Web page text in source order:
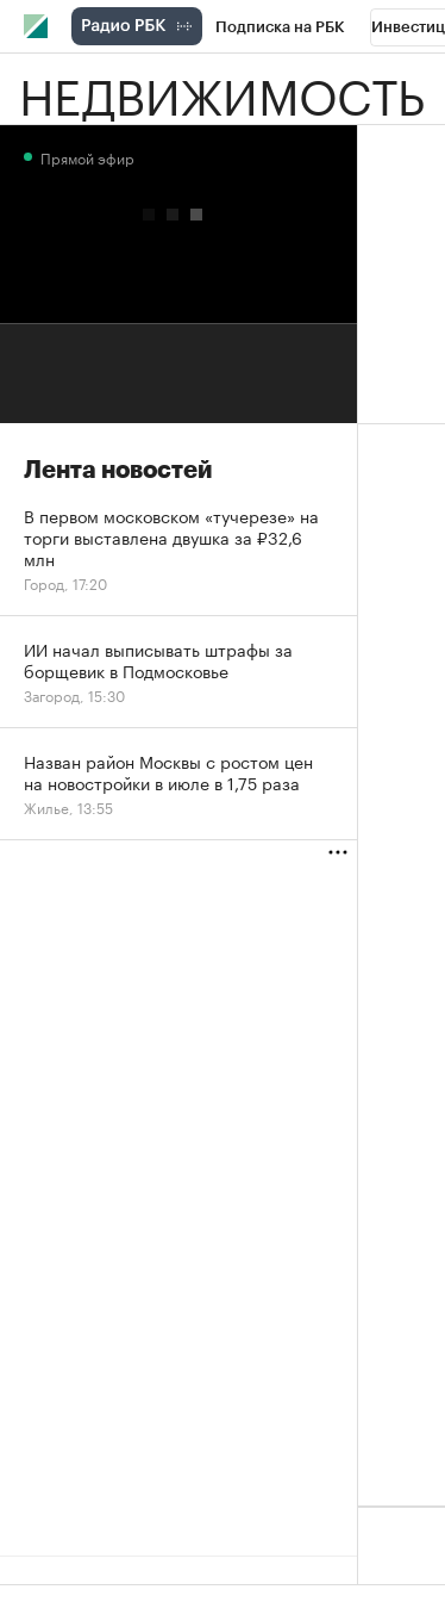
Подписка на РБК
РБК Вино Спорт Школа
НЕДВИЖИМОСТЬ
Прямой эфир
Лента новостей
В первом московском «тучерезе» на
торги выставлена двушка за ₽32,6
млн
Город, 17:20
ИИ начал выписывать штрафы за
борщевик в Подмосковье
Загород, 15:30
Назван район Москвы с ростом цен
на новостройки в июле в 1,75 раза
Жилье, 13:55
В Москве выбрали лучшие